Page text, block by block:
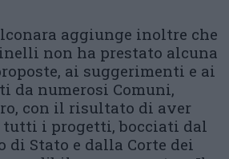
aggiunge inoltre che
non ha prestato alcuna
ai suggerimenti e ai
da numerosi Comuni,
con il risultato di aver
i progetti, bocciati dal
di Stato e dalla Corte dei